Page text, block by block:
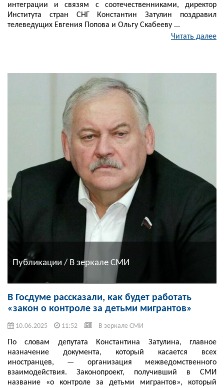
интеграции и связям с соотечественниками, директор
Института стран СНГ Константин Затулин поздравил
телеведущих Евгения Попова и Ольгу Скабееву ...
Читать далее
Публикации / В зеркале СМИ
В Госдуме рассказали, как будет работать
«закон о контроле за детьми мигрантов»
10.06.2025 11:52 В зеркале СМИ
По словам депутата Константина Затулина, главное
назначение документа, который касается всех
иностранцев, — организация межведомственного
взаимодействия. Законопроект, получивший в СМИ
название «о контроле за детьми мигрантов», который